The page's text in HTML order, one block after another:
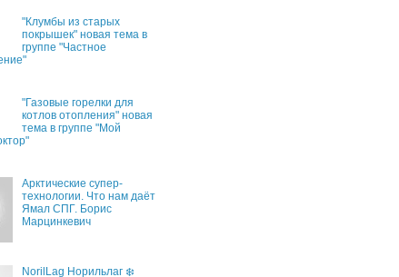
"Клумбы из старых
покрышек" новая тема в
группе "Частное
"Газовые горелки для
котлов отопления" новая
тема в группе "Мой
Арктические супер-
технологии. Что нам даёт
Ямал СПГ. Борис
Марцинкевич
NorilLag Норильлаг ❄️